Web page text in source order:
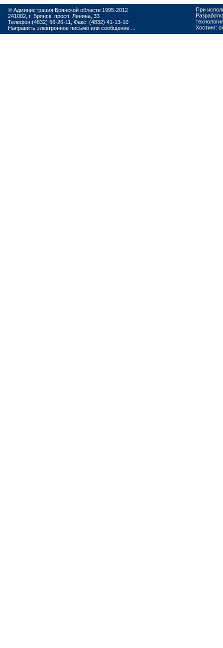
© Администрация Брянской области 1995-2012
241002, г. Брянск, просп. Ленина, 33
Телефон:(4832) 66-26-11, Факс: (4832) 41-13-10
Направить электронное письмо или сообщение ...
При
Хостинг: